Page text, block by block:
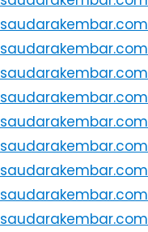
saudarakembar.com
saudarakembar.com
saudarakembar.com
saudarakembar.com
saudarakembar.com
saudarakembar.com
saudarakembar.com
saudarakembar.com
saudarakembar.com